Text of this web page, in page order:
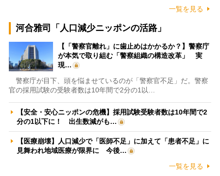
一覧を見る
河合雅司「人口減少ニッポンの活路」
【「警察官離れ」に歯止めはかかるか？】警察庁
が本気で取り組む「警察組織の構造改革」 実
現…
警察庁が目下、頭を悩ませているのが「警察官不足」だ。警察
官の採用試験の受験者数は10年間で2分の1以…
【安全・安心ニッポンの危機】採用試験受験者数は10年間で2
分の1以下に！ 出生数減がも…
【医療崩壊】人口減少で「医師不足」に加えて「患者不足」に
見舞われ地域医療が限界に 今後…
一覧を見る